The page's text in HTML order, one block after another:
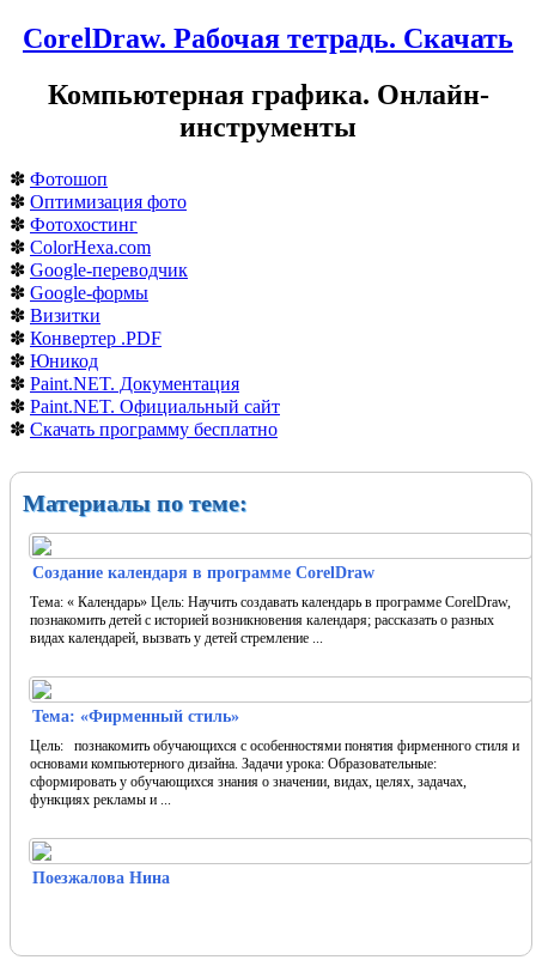
CorelDraw. Рабочая тетрадь. Скачать
Компьютерная графика. Онлайн-
инструменты
✽ Фотошоп
✽ Оптимизация фото
✽ Фотохостинг
✽ ColorHexa.com
✽ Google-переводчик
✽ Google-формы
✽ Визитки
✽ Конвертер .PDF
✽ Юникод
✽ Paint.NET. Документация
✽ Paint.NET. Официальный сайт
✽ Скачать программу бесплатно
Материалы по теме:
Создание календаря в программе CorelDraw
Тема: « Календарь» Цель: Научить создавать календарь в программе CorelDraw,
познакомить детей с историей возникновения календаря; рассказать о разных
видах календарей, вызвать у детей стремление ...
Тема: «Фирменный стиль»
Цель: познакомить обучающихся с особенностями понятия фирменного стиля и
основами компьютерного дизайна. Задачи урока: Образовательные:
сформировать у обучающихся знания о значении, видах, целях, задачах,
функциях рекламы и ...
Поезжалова Нина